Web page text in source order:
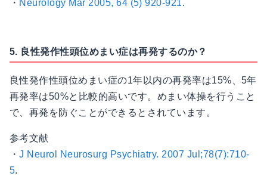
・ Neurology Mar 2005, 64 (5) 920-921.
5. 良性発作性頭位めまい症は再発するのか？
良性発作性頭位めまい症の1年以内の再発率は15%、5年
再発率は50%と比較的高いです。めまい体操を行うこと
で、再発を防ぐことができるとされています。
参考文献
・J Neurol Neurosurg Psychiatry. 2007 Jul;78(7):710-
5.